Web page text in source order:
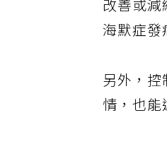
改善或
海默症發
另外，
情，也能